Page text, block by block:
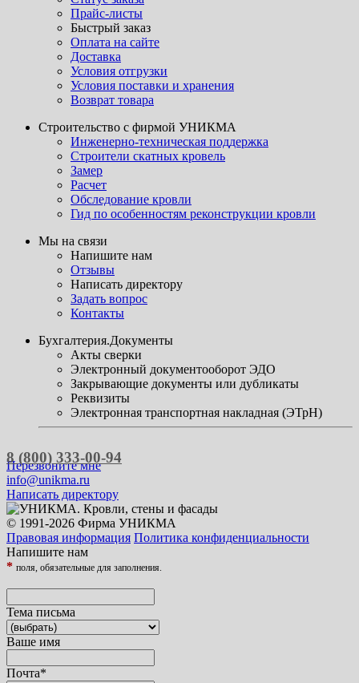
Прайс-листы
Быстрый заказ
Оплата на сайте
Доставка
Условия отгрузки
Условия поставки и хранения
Возврат товара
Строительство с фирмой УНИКМА
Инженерно-техническая поддержка
Строители скатных кровель
Замер
Расчет
Обследование кровли
Гид по особенностям реконструкции кровли
Мы на связи
Напишите нам
Отзывы
Написать директору
Задать вопрос
Контакты
Бухгалтерия.Документы
Акты сверки
Электронный документооборот ЭДО
Закрывающие документы или дубликаты
Реквизиты
Электронная транспортная накладная (ЭТрН)
8 (800) 333-00-94
Перезвоните мне
info@unikma.ru
Написать директору
© 1991-2026 Фирма УНИКМА
Правовая информация Политика конфиденциальности
Напишите нам
* поля, обязательные для заполнения.
Тема письма
Ваше имя
Почта*